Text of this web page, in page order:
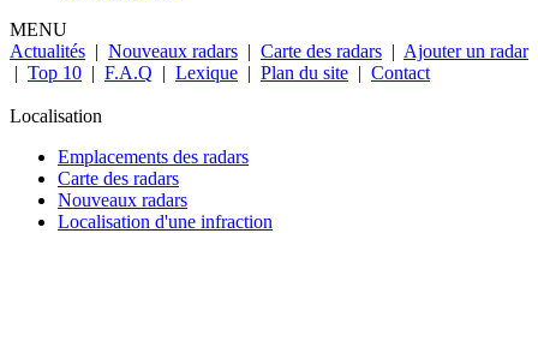
MENU
Actualités | Nouveaux radars | Carte des radars | Ajouter un radar
| Top 10 | F.A.Q | Lexique | Plan du site | Contact
Localisation
Emplacements des radars
Carte des radars
Nouveaux radars
Localisation d'une infraction